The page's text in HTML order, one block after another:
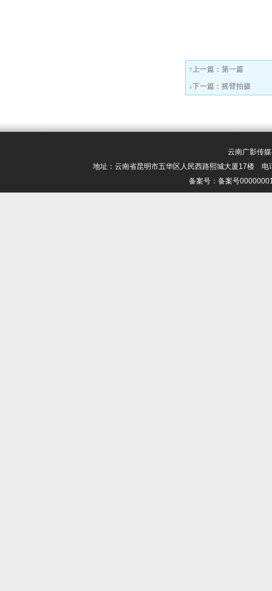
↑上一篇：第一篇
↓下一篇： 摇臂拍摄
云南广影传
地址：云南省昆明市五华区人民西路熙城大厦17楼
备案号：备案号